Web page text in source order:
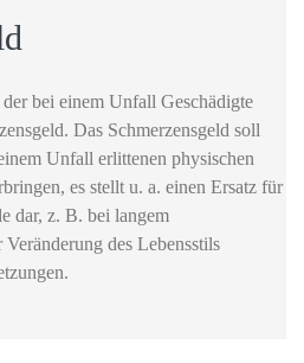
bei einem Unfall Geschädigte
Das Schmerzensgeld soll
Unfall erlittenen physischen
es stellt u. a. einen Ersatz für
dar, z. B. bei langem
des Lebensstils